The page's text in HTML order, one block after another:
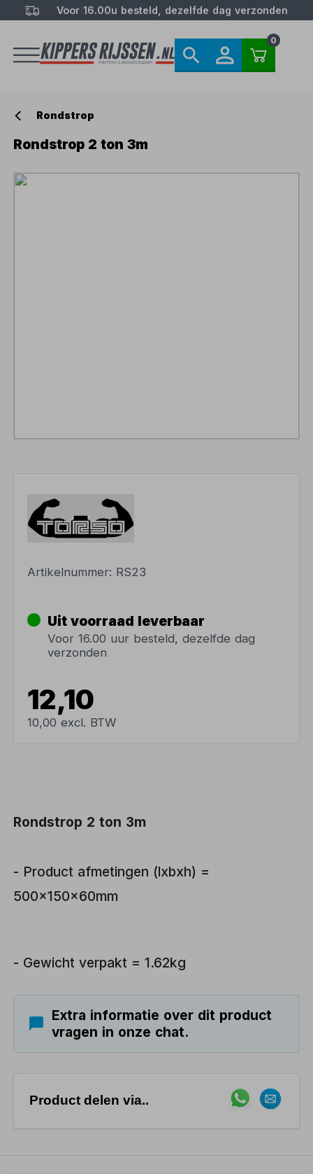
Voor 16.00u besteld, dezelfde dag verzonden
0
Rondstrop
Rondstrop 2 ton 3m
Artikelnummer: RS23
Uit voorraad leverbaar
Voor 16.00 uur besteld, dezelfde dag
verzonden
12,10
10,00 excl. BTW
Rondstrop 2 ton 3m
- Product afmetingen (lxbxh) =
500x150x60mm
- Gewicht verpakt = 1.62kg
Extra informatie over dit product
vragen in onze chat.
Product delen via..